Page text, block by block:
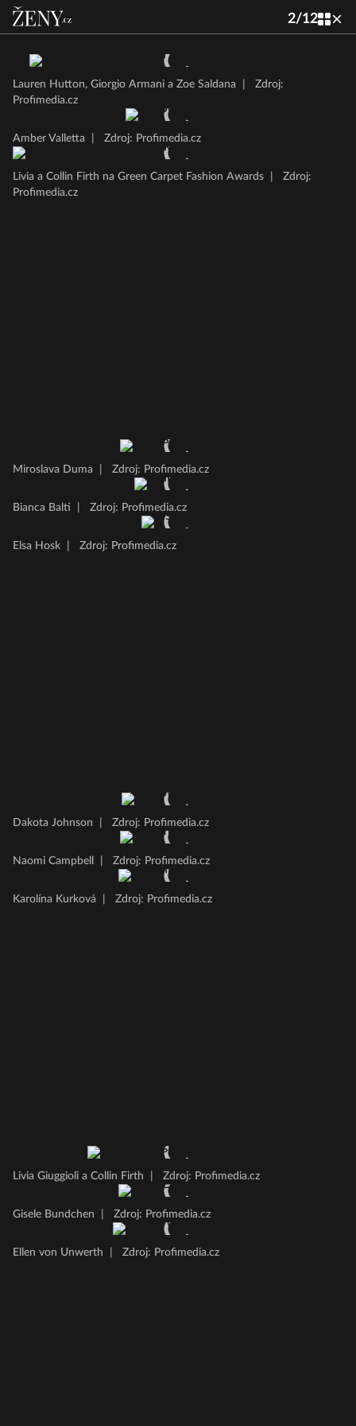
2/12
Lauren Hutton, Giorgio Armani a Zoe Saldana
Zdroj:
Profimedia.cz
Amber Valletta Zdroj: Profimedia.cz
Livia a Collin Firth na Green Carpet Fashion Awards
Zdroj:
Profimedia.cz
Miroslava Duma Zdroj: Profimedia.cz
Bianca Balti Zdroj: Profimedia.cz
Elsa Hosk Zdroj: Profimedia.cz
Dakota Johnson Zdroj: Profimedia.cz
Naomi Campbell Zdroj: Profimedia.cz
Karolína Kurková Zdroj: Profimedia.cz
Livia Giuggioli a Collin Firth Zdroj: Profimedia.cz
Gisele Bundchen Zdroj: Profimedia.cz
Ellen von Unwerth Zdroj: Profimedia.cz